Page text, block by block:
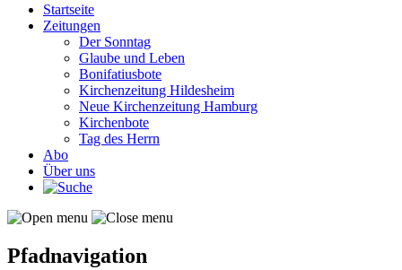
Startseite
Zeitungen
Der Sonntag
Glaube und Leben
Bonifatiusbote
Kirchenzeitung Hildesheim
Neue Kirchenzeitung Hamburg
Kirchenbote
Tag des Herrn
Abo
Über uns
Pfadnavigation